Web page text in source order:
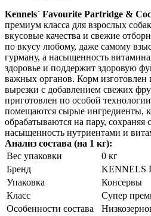
Kennels` Favourite Partridge &
премиум класса для взрослых
вкусовые качества и свежие
по вкусу любому, даже самому
гурману, а насыщенность
здоровье и поддержит здоровую
важных органов. Корм изготовлен
вырезки с добавлением свежих
приготовлен по особой
помещаются сырые ингредиенты,
обрабатываются на пару, сохраняя
насыщенность нутриентами и
Анализ состава (на 1 кг):
Вес упаковки
0 кг
Бренд
KENNELS
Упаковка
Консервы
Класс
Супер
Особенности состава